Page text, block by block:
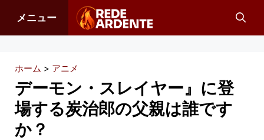
メニュー
ホーム > アニメ
デーモン・スレイヤー』に登
場する炭治郎の父親は誰です
か？